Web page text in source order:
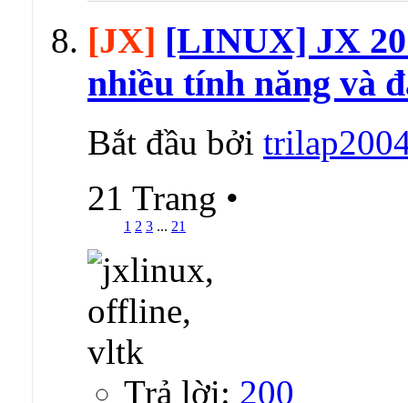
[JX] [LINUX] JX
nhiều tính năng và
Bắt đầu bởi
21 Trang •
1 2 3 ... 21
Trả lời: 200